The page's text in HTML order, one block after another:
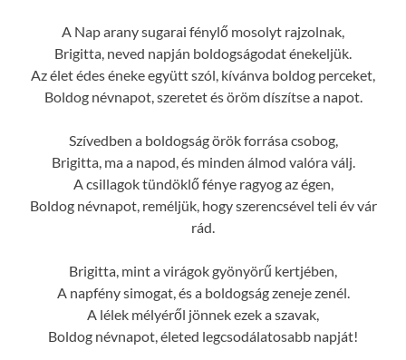
A Nap arany sugarai fénylő mosolyt rajzolnak,
Brigitta, neved napján boldogságodat énekeljük.
Az élet édes éneke együtt szól, kívánva boldog perceket,
Boldog névnapot, szeretet és öröm díszítse a napot.
Szívedben a boldogság örök forrása csobog,
Brigitta, ma a napod, és minden álmod valóra válj.
A csillagok tündöklő fénye ragyog az égen,
Boldog névnapot, reméljük, hogy szerencsével teli év vár
rád.
Brigitta, mint a virágok gyönyörű kertjében,
A napfény simogat, és a boldogság zeneje zenél.
A lélek mélyéről jönnek ezek a szavak,
Boldog névnapot, életed legcsodálatosabb napját!